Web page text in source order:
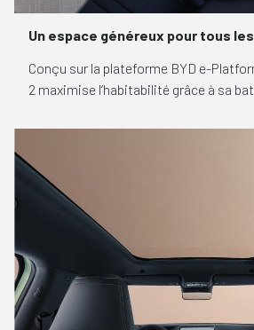
Un espace généreux pour tous
Conçu sur la plateforme BYD e-
2 maximise l’habitabilité grâce à sa